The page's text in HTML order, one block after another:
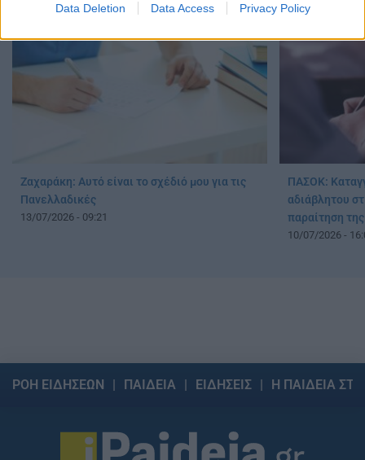
Data Deletion Data Access Privacy Policy
Ζαχαράκη: Αυτό είναι το σχέδιό μου για τις
Πανελλαδικές
13/07/2026 - 09:21
ΠΑΣΟΚ:
αδιάβλητου
παραίτηση
10/07/2026 -
ΡΟΗ ΕΙΔΗΣΕΩΝ ΠΑΙΔΕΙΑ ΕΙΔΗΣΕΙΣ Η ΠΑΙΔΕΙΑ